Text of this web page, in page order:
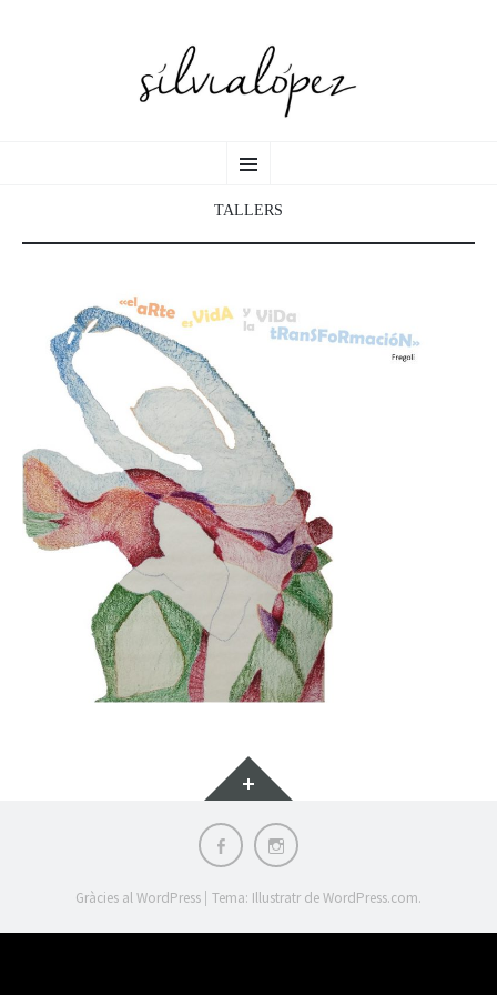
sílvia lópezMenú
AL
TALLERS
Ginys
FacebookInstagram
Gràcies al WordPress | Tema: Illustratr deWordPress.com.